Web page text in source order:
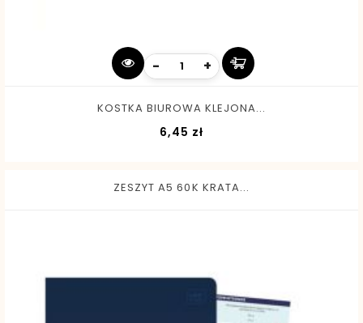
- +
KOSTKA BIUROWA KLEJONA...
6,45 złCena
ZESZYT A5 60K KRATA...